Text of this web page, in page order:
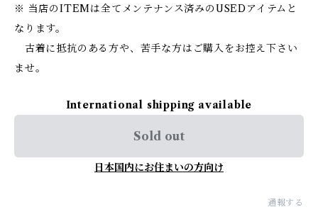
※ 当店のITEMは全てメンテナンス済みのUSEDアイテムと
なります。
古着に抵抗のある方や、苦手な方はご購入をお控え下さい
ませ。
International shipping available
Sold out
日本国内にお住まいの方向け
通報する